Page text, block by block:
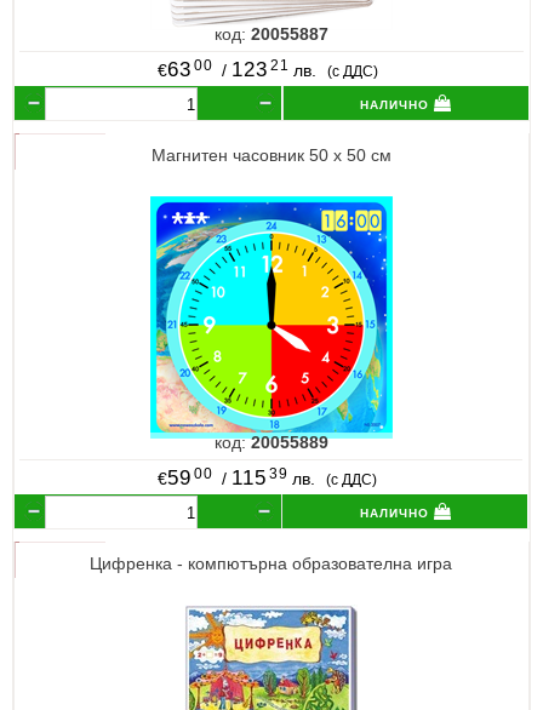
код: 20055887
€63 00 / 123 21 лв. (с ДДС)
налично
Магнитен часовник 50 х 50 см
код:20055889
€59 00 / 115 39 лв. (с ДДС)
налично
Цифренка - компютърна образователна игра